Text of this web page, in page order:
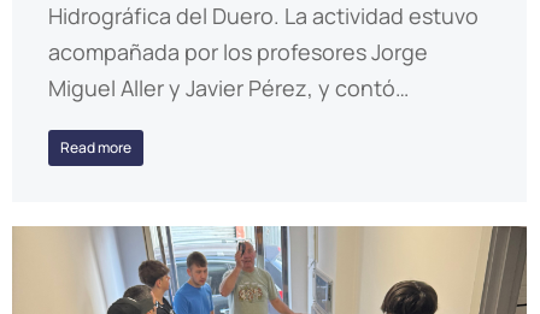
Hidrográfica del Duero. La actividad estuvo
acompañada por los profesores Jorge
Miguel Aller y Javier Pérez, y contó…
Read more